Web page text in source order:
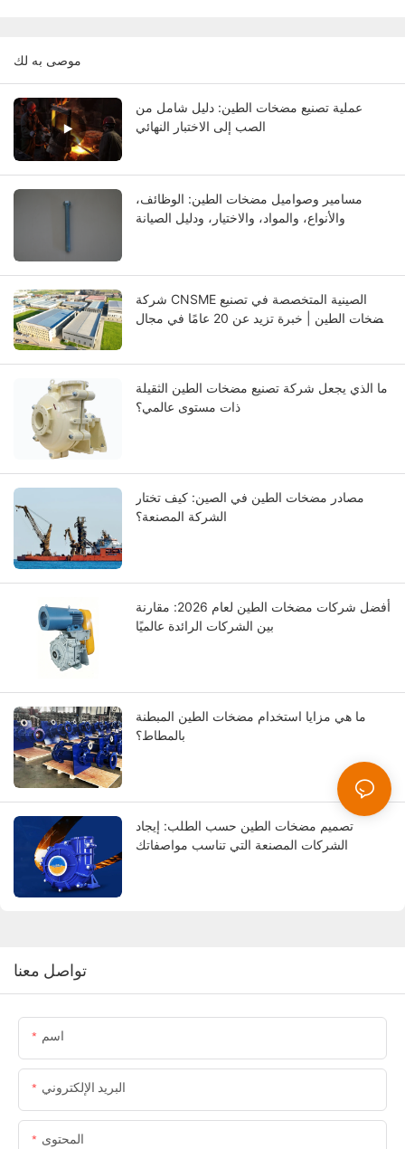
موصى به لك
عملية تصنيع مضخات الطين: دليل شامل من
الصب إلى الاختبار النهائي
مسامير وصواميل مضخات الطين: الوظائف،
والأنواع، والمواد، والاختيار، ودليل الصيانة
شركة CNSME الصينية المتخصصة في تصنيع
مضخات الطين | خبرة تزيد عن 20 عامًا في مجال
ما الذي يجعل شركة تصنيع مضخات الطين الثقيلة
ذات مستوى عالمي؟
مصادر مضخات الطين في الصين: كيف تختار
الشركة المصنعة؟
أفضل شركات مضخات الطين لعام 2026: مقارنة
بين الشركات الرائدة عالميًا
ما هي مزايا استخدام مضخات الطين المبطنة
بالمطاط؟
تصميم مضخات الطين حسب الطلب: إيجاد
الشركات المصنعة التي تناسب مواصفاتك
تواصل معنا
اسم
البريد الإلكتروني
المحتوى